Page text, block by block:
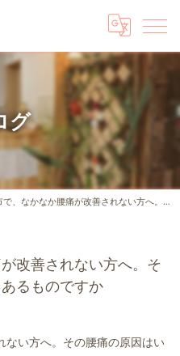
グ
かなか腰痛が改善されない方へ。その腰痛の原因はいつからあるものですか
改善されない方へ。そ
るものですか
ない方へ。その腰痛の原因はい